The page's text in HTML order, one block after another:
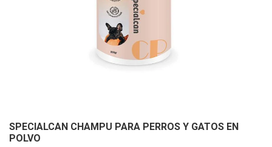
SPECIALCAN CHAMPU PARA PERROS Y GATOS EN
POLVO